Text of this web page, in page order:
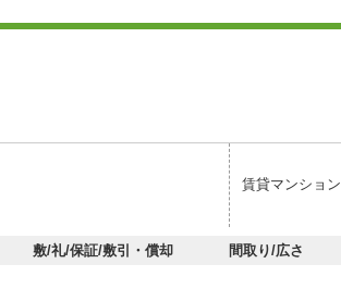
賃貸マンション
敷/礼/保証/敷引・償却 間取り/広さ